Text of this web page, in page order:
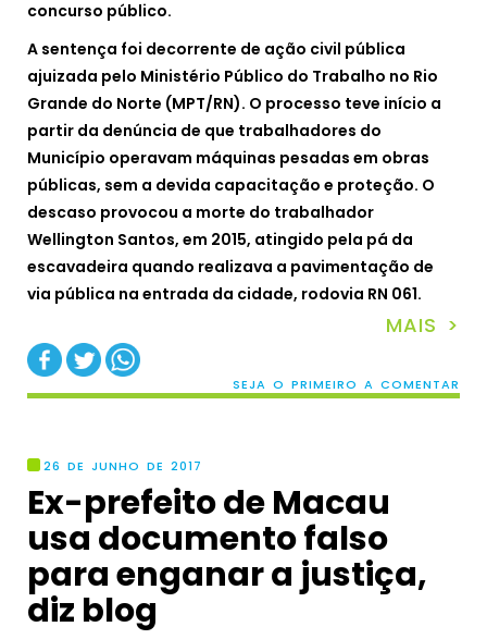
concurso público.
A sentença foi decorrente de ação civil pública
ajuizada pelo Ministério Público do Trabalho no Rio
Grande do Norte (MPT/RN). O processo teve início a
partir da denúncia de que trabalhadores do
Município operavam máquinas pesadas em obras
públicas, sem a devida capacitação e proteção. O
descaso provocou a morte do trabalhador
Wellington Santos, em 2015, atingido pela pá da
escavadeira quando realizava a pavimentação de
via pública na entrada da cidade, rodovia RN 061.
MAIS >
SEJA O PRIMEIRO A COMENTAR
26 DE JUNHO DE 2017
Ex-prefeito de Macau
usa documento falso
para enganar a justiça,
diz blog